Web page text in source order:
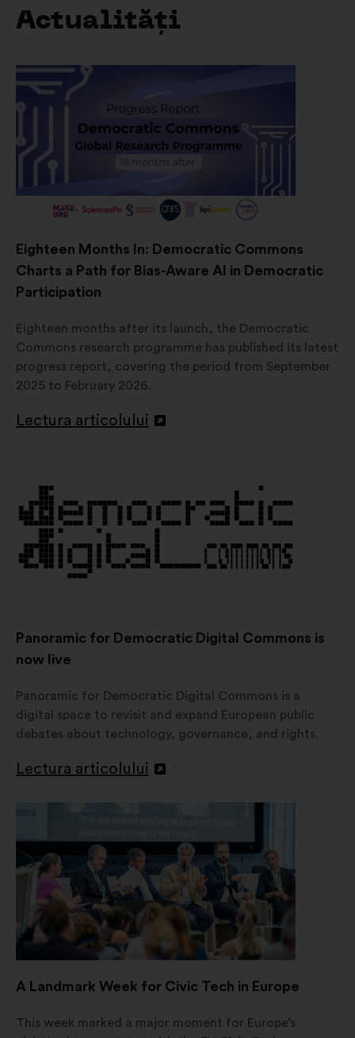
Actualități
Eighteen Months In: Democratic Commons
Charts a Path for Bias-Aware AI in Democratic
Participation
Eighteen months after its launch, the Democratic
Commons research programme has published its latest
progress report, covering the period from September
2025 to February 2026.
Lectura articolului
Deschidere
filă
nouă
Panoramic for Democratic Digital Commons is
now live
Panoramic for Democratic Digital Commons is a
digital space to revisit and expand European public
debates about technology, governance, and rights.
Lectura articolului
Deschidere
nouă
A Landmark Week for Civic Tech in Europe
This week marked a major moment for Europe’s